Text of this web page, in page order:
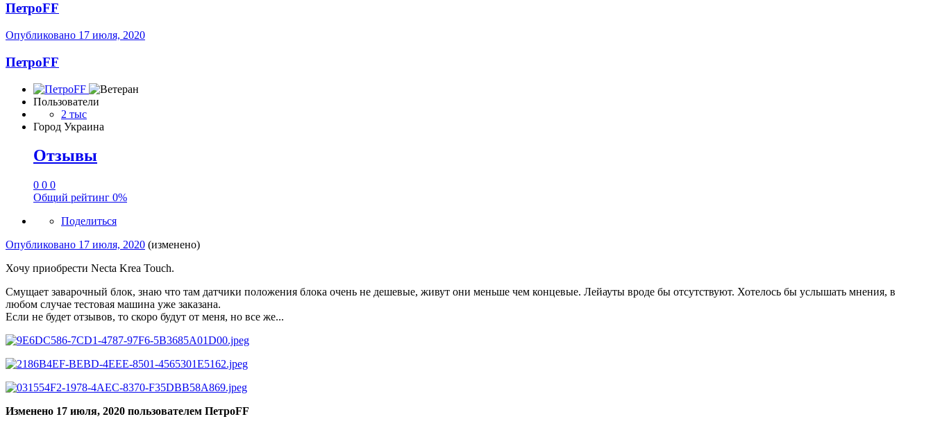
ПетроFF
Опубликовано 17 июля, 2020
ПетроFF
Пользователи
2 тыс
Город Украина
Отзывы
0 0 0
Общий рейтинг 0%
Поделиться
Опубликовано 17 июля, 2020 (изменено)
Хочу приобрести Necta Krea Touch.
Смущает заварочный блок, знаю что там датчики положения блока очень не дешевые, живут они меньше чем концевые. Лейауты вроде бы отсутствуют. Хотелось бы услышать мнения, в
любом случае тестовая машина уже заказана.
Если не будет отзывов, то скоро будут от меня, но все же...
Изменено 17 июля, 2020 пользователем ПетроFF